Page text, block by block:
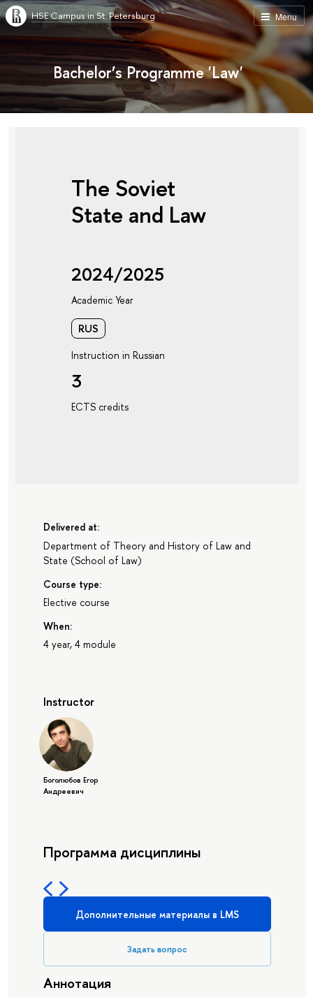
Menu
HSE Campus in St. Petersburg
Bachelor’s Programme 'Law'
The Soviet
State and Law
2024/2025
Academic Year
RUS
Instruction in Russian
3
ECTS credits
Delivered at:
Department of Theory and History of Law and
State (School of Law)
Course type:
Elective course
When:
4 year, 4 module
Instructor
Боголюбов Егор
Андреевич
Программа дисциплины
Дополнительные материалы в LMS
Задать вопрос
Аннотация